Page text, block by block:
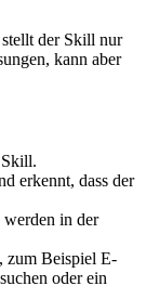
der Skill nur
kann aber
erkennt, dass der
in der
zum Beispiel E-
oder ein